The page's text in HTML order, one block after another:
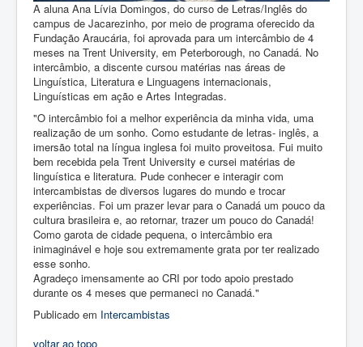
A aluna Ana Lívia Domingos, do curso de Letras/Inglês do
campus de Jacarezinho, por meio de programa oferecido da
Fundação Araucária, foi aprovada para um intercâmbio de 4
meses na Trent University, em Peterborough, no Canadá. No
intercâmbio, a discente cursou matérias nas áreas de
Linguística, Literatura e Linguagens internacionais,
Linguísticas em ação e Artes Integradas.
"O intercâmbio foi a melhor experiência da minha vida, uma
realização de um sonho. Como estudante de letras- inglês, a
imersão total na língua inglesa foi muito proveitosa. Fui muito
bem recebida pela Trent University e cursei matérias de
linguística e literatura. Pude conhecer e interagir com
intercambistas de diversos lugares do mundo e trocar
experiências. Foi um prazer levar para o Canadá um pouco da
cultura brasileira e, ao retornar, trazer um pouco do Canadá!
Como garota de cidade pequena, o intercâmbio era
inimaginável e hoje sou extremamente grata por ter realizado
esse sonho.
Agradeço imensamente ao CRI por todo apoio prestado
durante os 4 meses que permaneci no Canadá."
Publicado em Intercambistas
voltar ao topo